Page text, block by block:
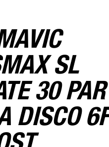
SL
30 PAR
DISCO